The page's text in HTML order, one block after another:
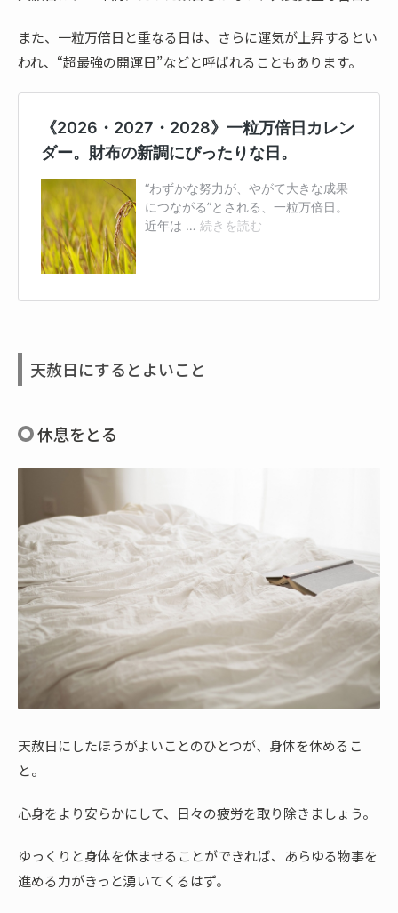
また、一粒万倍日と重なる日は、さらに運気が上昇するとい
われ、“超最強の開運日”などと呼ばれることもあります。
天赦日にするとよいこと
休息をとる
天赦日にしたほうがよいことのひとつが、身体を休めるこ
と。
心身をより安らかにして、日々の疲労を取り除きましょう。
ゆっくりと身体を休ませることができれば、あらゆる物事を
進める力がきっと湧いてくるはず。